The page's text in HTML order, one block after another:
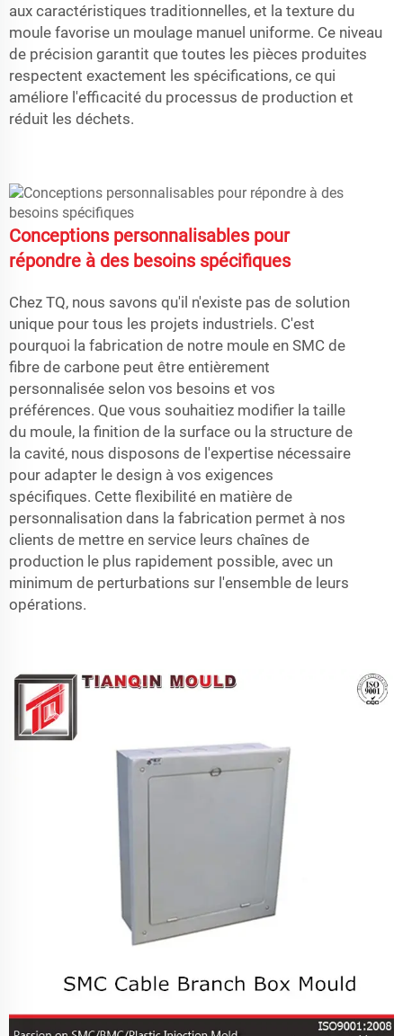
aux caractéristiques traditionnelles, et la texture du
moule favorise un moulage manuel uniforme. Ce niveau
de précision garantit que toutes les pièces produites
respectent exactement les spécifications, ce qui
améliore l'efficacité du processus de production et
réduit les déchets.
Conceptions personnalisables pour
répondre à des besoins spécifiques
Chez TQ, nous savons qu'il n'existe pas de solution
unique pour tous les projets industriels. C'est
pourquoi la fabrication de notre moule en SMC de
fibre de carbone peut être entièrement
personnalisée selon vos besoins et vos
préférences. Que vous souhaitiez modifier la taille
du moule, la finition de la surface ou la structure de
la cavité, nous disposons de l'expertise nécessaire
pour adapter le design à vos exigences
spécifiques. Cette flexibilité en matière de
personnalisation dans la fabrication permet à nos
clients de mettre en service leurs chaînes de
production le plus rapidement possible, avec un
minimum de perturbations sur l'ensemble de leurs
opérations.